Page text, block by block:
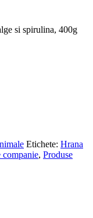
si spirulina, 400g
Etichete: Hrana
companie, Produse